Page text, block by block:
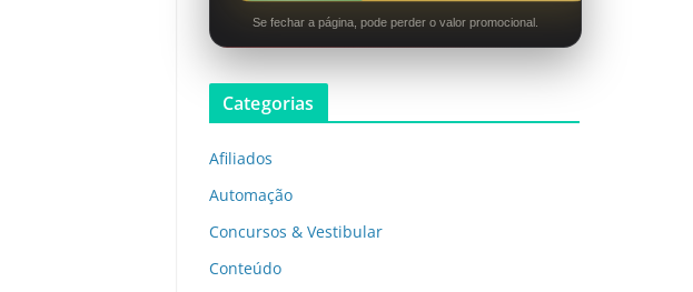
Se fechar a página, pode perder o valor promocional.
Categorias
Afiliados
Automação
Concursos & Vestibular
Conteúdo